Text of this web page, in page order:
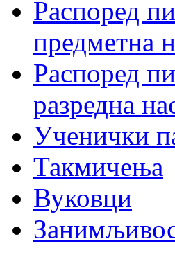
Распоред
предметна
Распоред
разредна
Ученички
Такмичења
Вуковци